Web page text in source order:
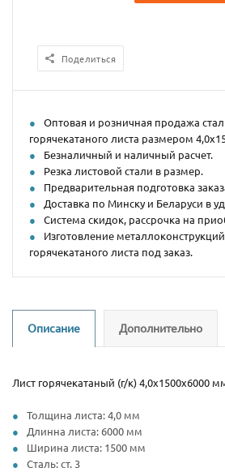
Поделиться
Оптовая и розничная продажа
горячекатаного листа размером
Безналичный и наличный расчет.
Резка листовой стали в размер.
Предварительная подготовка
Доставка по Минску и Беларуси в
Система скидок, рассрочка на
Изготовление
горячекатаного листа под заказ.
Описание Дополнительно
Лист горячекатаный (г/к) 4,0х1500х6000
Толщина листа: 4,0 мм
Длинна листа: 6000 мм
Ширина листа: 1500 мм
Сталь: ст. 3